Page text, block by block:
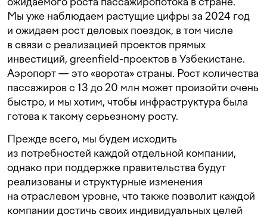
Мы уже наблюдаем растущие цифры за 2024 год
и ожидаем рост деловых поездок, в том числе
в связи с реализацией проектов прямых
инвестиций, greenfield-проектов в Узбекистане.
Аэропорт — это «ворота» страны. Рост количества
пассажиров с 13 до 20 млн может произойти очень
быстро, и мы хотим, чтобы инфраструктура была
готова к такому серьезному росту.
Прежде всего, мы будем исходить
из потребностей каждой отдельной компании,
однако при поддержке правительства будут
реализованы и структурные изменения
на отраслевом уровне, что также позволит каждой
компании достичь своих индивидуальных целей